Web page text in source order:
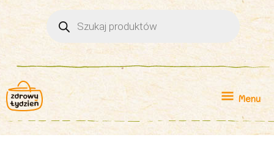
produktów
Menu
Menu